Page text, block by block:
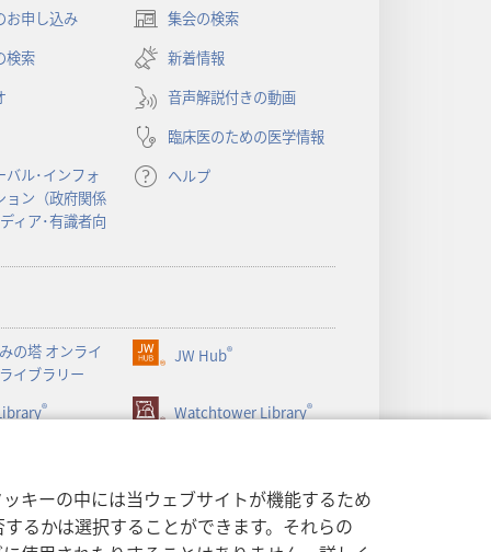
キーの中には当ウェブサイトが機能するため
るかは選択することができます。それらの
お申し込み 集会の検索
（新
し
い
タ
ブ
で
開
く）
検索
新着情報
音声解説付きの動画
臨床医のための医学情報
バル･インフォ
ョン（政府関係
ィア･有識者向
ヘルプ
の塔 オンライ
イブラリー
JW Hub®
（新
い
開
く）
® Watchtower Library®